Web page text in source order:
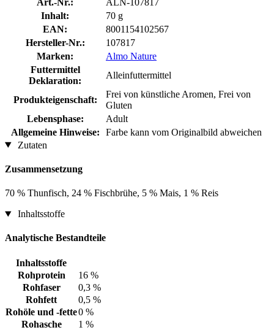
Inhalt:
70 g
EAN:
8001154102567
Hersteller-Nr.:
107817
Marken:
Almo Nature
Futtermittel
Deklaration:
Alleinfuttermittel
Produkteigenschaft:
Frei von künstliche Aromen, Frei von
Gluten
Lebensphase:
Adult
Allgemeine Hinweise:
Farbe kann vom Originalbild abweichen
Zutaten
Zusammensetzung
70 % Thunfisch, 24 % Fischbrühe, 5 % Mais, 1 % Reis
Inhaltsstoffe
Analytische Bestandteile
Inhaltsstoffe
Rohprotein
16 %
Rohfaser
0,3 %
Rohfett
0,5 %
Rohöle und -fette0 %
Rohasche
1 %